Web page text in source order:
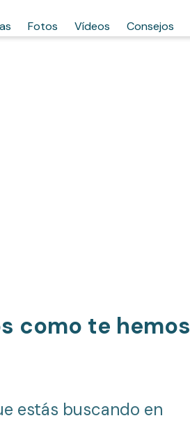
Fotos Vídeos Consejos
como te hemos
estás buscando en